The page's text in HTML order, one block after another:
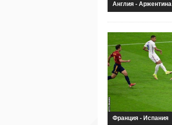
Англия - Аржентина
Франция - Испания